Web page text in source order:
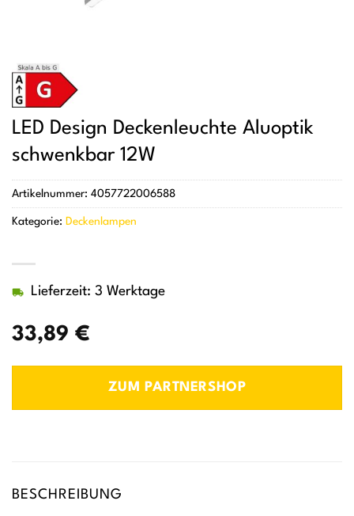
LED Design Deckenleuchte Aluoptik
schwenkbar 12W
33,89 €
Lieferzeit: 3 Werktage
ZUM PARTNERSHOP
Artikelnummer: 4057722006588
Kategorie: Deckenlampen
BESCHREIBUNG